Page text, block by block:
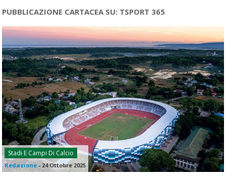
PUBBLICAZIONE CARTACEA SU: TSPORT 365
Stadi E Campi Di Calcio
Redazione - 24 Ottobre 2025